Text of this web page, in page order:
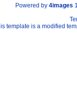
Powered by 4images
template is a modified